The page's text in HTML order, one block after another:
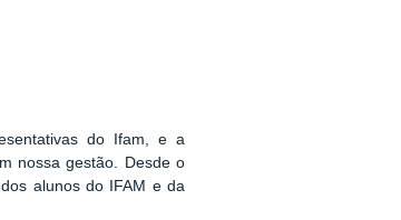
do Ifam, e a
nossa gestão. Desde o
alunos do IFAM e da